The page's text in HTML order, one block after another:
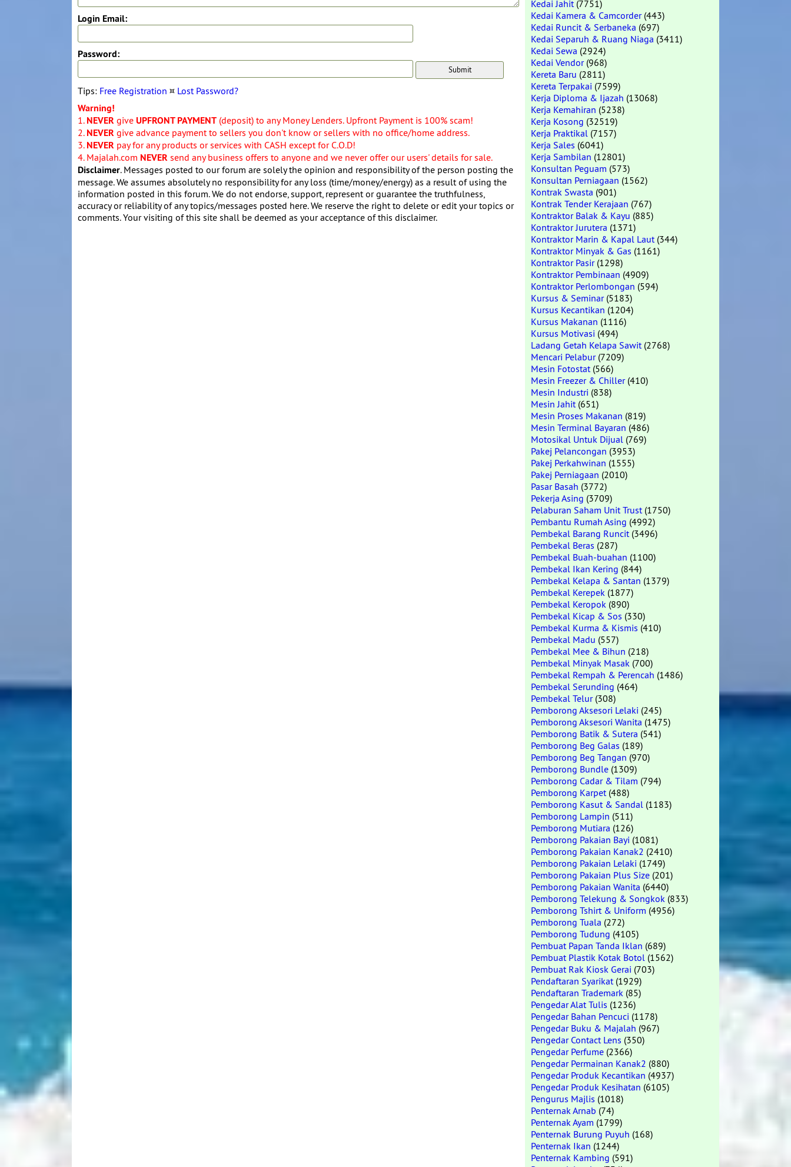
Login Email:
Password:
Tips: Free Registration ¤ Lost Password?
Warning!
1. NEVER give UPFRONT PAYMENT (deposit) to any Money Lenders. Upfront Payment is 100% scam!
2. NEVER give advance payment to sellers you don't know or sellers with no office/home address.
3. NEVER pay for any products or services with CASH except for C.O.D!
4. Majalah.com NEVER send any business offers to anyone and we never offer our users' details for sale.
Disclaimer. Messages posted to our forum are solely the opinion and responsibility of the person posting the
message. We assumes absolutely no responsibility for any loss (time/money/energy) as a result of using the
information posted in this forum. We do not endorse, support, represent or guarantee the truthfulness,
accuracy or reliability of any topics/messages posted here. We reserve the right to delete or edit your topics or
comments. Your visiting of this site shall be deemed as your acceptance of this disclaimer.
Kedai Jahit(7751)
Kedai Kamera & Camcorder(443)
Kedai Runcit & Serbaneka (697)
Kedai Separuh & Ruang Niaga (3411)
Kedai Sewa (2924)
Kedai Vendor(968)
Kereta Baru (2811)
Kereta Terpakai (7599)
Kerja Diploma & Ijazah (13068)
Kerja Kemahiran (5238)
Kerja Kosong (32519)
Kerja Praktikal (7157)
Kerja Sales (6041)
Kerja Sambilan (12801)
Konsultan Peguam (573)
Konsultan Perniagaan (1562)
Kontrak Swasta (901)
Kontrak Tender Kerajaan (767)
Kontraktor Balak & Kayu (885)
Kontraktor Jurutera (1371)
Kontraktor Marin & Kapal Laut(344)
Kontraktor Minyak & Gas (1161)
Kontraktor Pasir(1298)
Kontraktor Pembinaan (4909)
Kontraktor Perlombongan (594)
Kursus & Seminar(5183)
Kursus Kecantikan (1204)
Kursus Makanan (1116)
Kursus Motivasi (494)
Ladang Getah Kelapa Sawit(2768)
Mencari Pelabur(7209)
Mesin Fotostat(566)
Mesin Freezer & Chiller(410)
Mesin Industri (838)
Mesin Jahit(651)
Mesin Proses Makanan (819)
Mesin Terminal Bayaran (486)
Motosikal Untuk Dijual (769)
Pakej Pelancongan (3953)
Pakej Perkahwinan (1555)
Pakej Perniagaan (2010)
Pasar Basah (3772)
Pekerja Asing (3709)
Pelaburan Saham Unit Trust(1750)
Pembantu Rumah Asing (4992)
Pembekal Barang Runcit(3496)
Pembekal Beras (287)
Pembekal Buah-buahan (1100)
Pembekal Ikan Kering (844)
Pembekal Kelapa & Santan (1379)
Pembekal Kerepek (1877)
Pembekal Keropok (890)
Pembekal Kicap & Sos (330)
Pembekal Kurma & Kismis (410)
Pembekal Madu (557)
Pembekal Mee & Bihun (218)
Pembekal Minyak Masak (700)
Pembekal Rempah & Perencah (1486)
Pembekal Serunding (464)
Pembekal Telur(308)
Pemborong Aksesori Lelaki (245)
Pemborong Aksesori Wanita (1475)
Pemborong Batik & Sutera (541)
Pemborong Beg Galas (189)
Pemborong Beg Tangan (970)
Pemborong Bundle (1309)
Pemborong Cadar & Tilam (794)
Pemborong Karpet(488)
Pemborong Kasut & Sandal (1183)
Pemborong Lampin (511)
Pemborong Mutiara (126)
Pemborong Pakaian Bayi (1081)
Pemborong Pakaian Kanak2 (2410)
Pemborong Pakaian Lelaki (1749)
Pemborong Pakaian Plus Size (201)
Pemborong Pakaian Wanita (6440)
Pemborong Telekung & Songkok (833)
Pemborong Tshirt & Uniform (4956)
Pemborong Tuala (272)
Pemborong Tudung (4105)
Pembuat Papan Tanda Iklan (689)
Pembuat Plastik Kotak Botol (1562)
Pembuat Rak Kiosk Gerai (703)
Pendaftaran Syarikat(1929)
Pendaftaran Trademark (85)
Pengedar Alat Tulis (1236)
Pengedar Bahan Pencuci (1178)
Pengedar Buku & Majalah (967)
Pengedar Contact Lens (350)
Pengedar Perfume (2366)
Pengedar Permainan Kanak2 (880)
Pengedar Produk Kecantikan (4937)
Pengedar Produk Kesihatan (6105)
Pengurus Majlis (1018)
Penternak Arnab (74)
Penternak Ayam (1799)
Penternak Burung Puyuh (168)
Penternak Ikan (1244)
Penternak Kambing (591)